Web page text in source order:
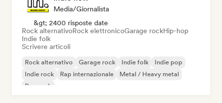
Media/Giornalista
&gt; 2400 risposte date
Rock alternativoRock elettronicoGarage rockHip-hop
Indie folk
Scrivere articoli
Rock alternativo Garage rock Indie folk
Indie pop
Indie rock
Rap internazionale
Metal / Heavy metal
Pop rock